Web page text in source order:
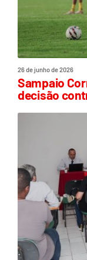
26 de junho de 2026
Sampaio
decisão